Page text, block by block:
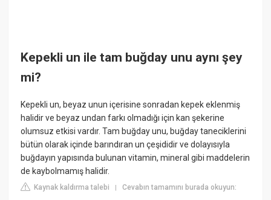
Kepekli un ile tam buğday unu aynı şey
mi?
Kepekli un, beyaz unun içerisine sonradan kepek eklenmiş
halidir ve beyaz undan farkı olmadığı için kan şekerine
olumsuz etkisi vardır. Tam buğday unu, buğday taneciklerini
bütün olarak içinde barındıran un çeşididir ve dolayısıyla
buğdayın yapısında bulunan vitamin, mineral gibi maddelerin
de kaybolmamış halidir.
Kaynak kaldırma talebi |Cevabın tamamını burada okuyun: